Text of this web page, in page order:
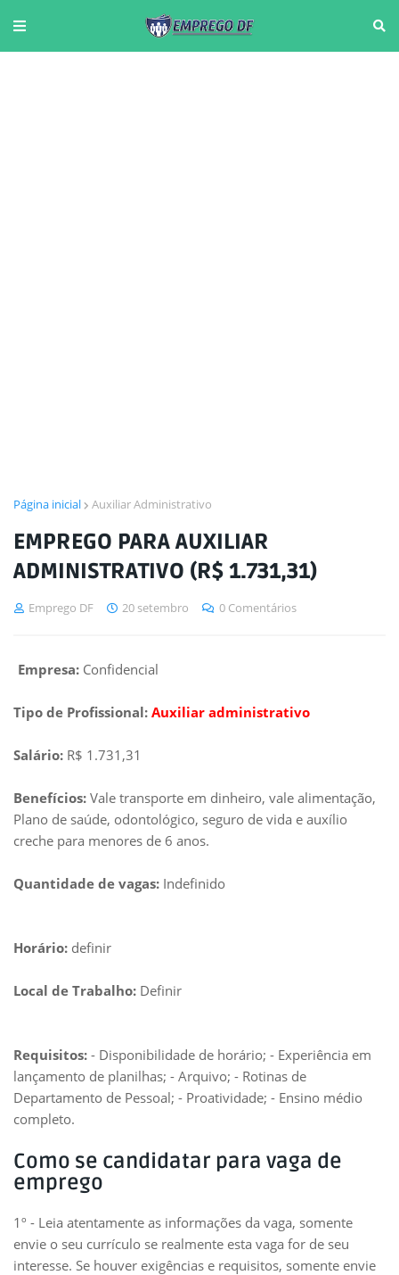
Página inicial Auxiliar Administrativo
EMPREGO PARA AUXILIAR
ADMINISTRATIVO (R$ 1.731,31)
Emprego DF 20 setembro 0 Comentários
Empresa: Confidencial
Tipo de Profissional: Auxiliar administrativo
Salário: R$ 1.731,31
Benefícios: Vale transporte em dinheiro, vale alimentação,
Plano de saúde, odontológico, seguro de vida e auxílio
creche para menores de 6 anos.
Quantidade de vagas: Indefinido
Horário: definir
Local de Trabalho: Definir
Requisitos: - Disponibilidade de horário; - Experiência em
lançamento de planilhas; - Arquivo; - Rotinas de
Departamento de Pessoal; - Proatividade; - Ensino médio
completo.
Como se candidatar para vaga de
emprego
1º - Leia atentamente as informações da vaga, somente
envie o seu currículo se realmente esta vaga for de seu
interesse. Se houver exigências e requisitos, somente envie